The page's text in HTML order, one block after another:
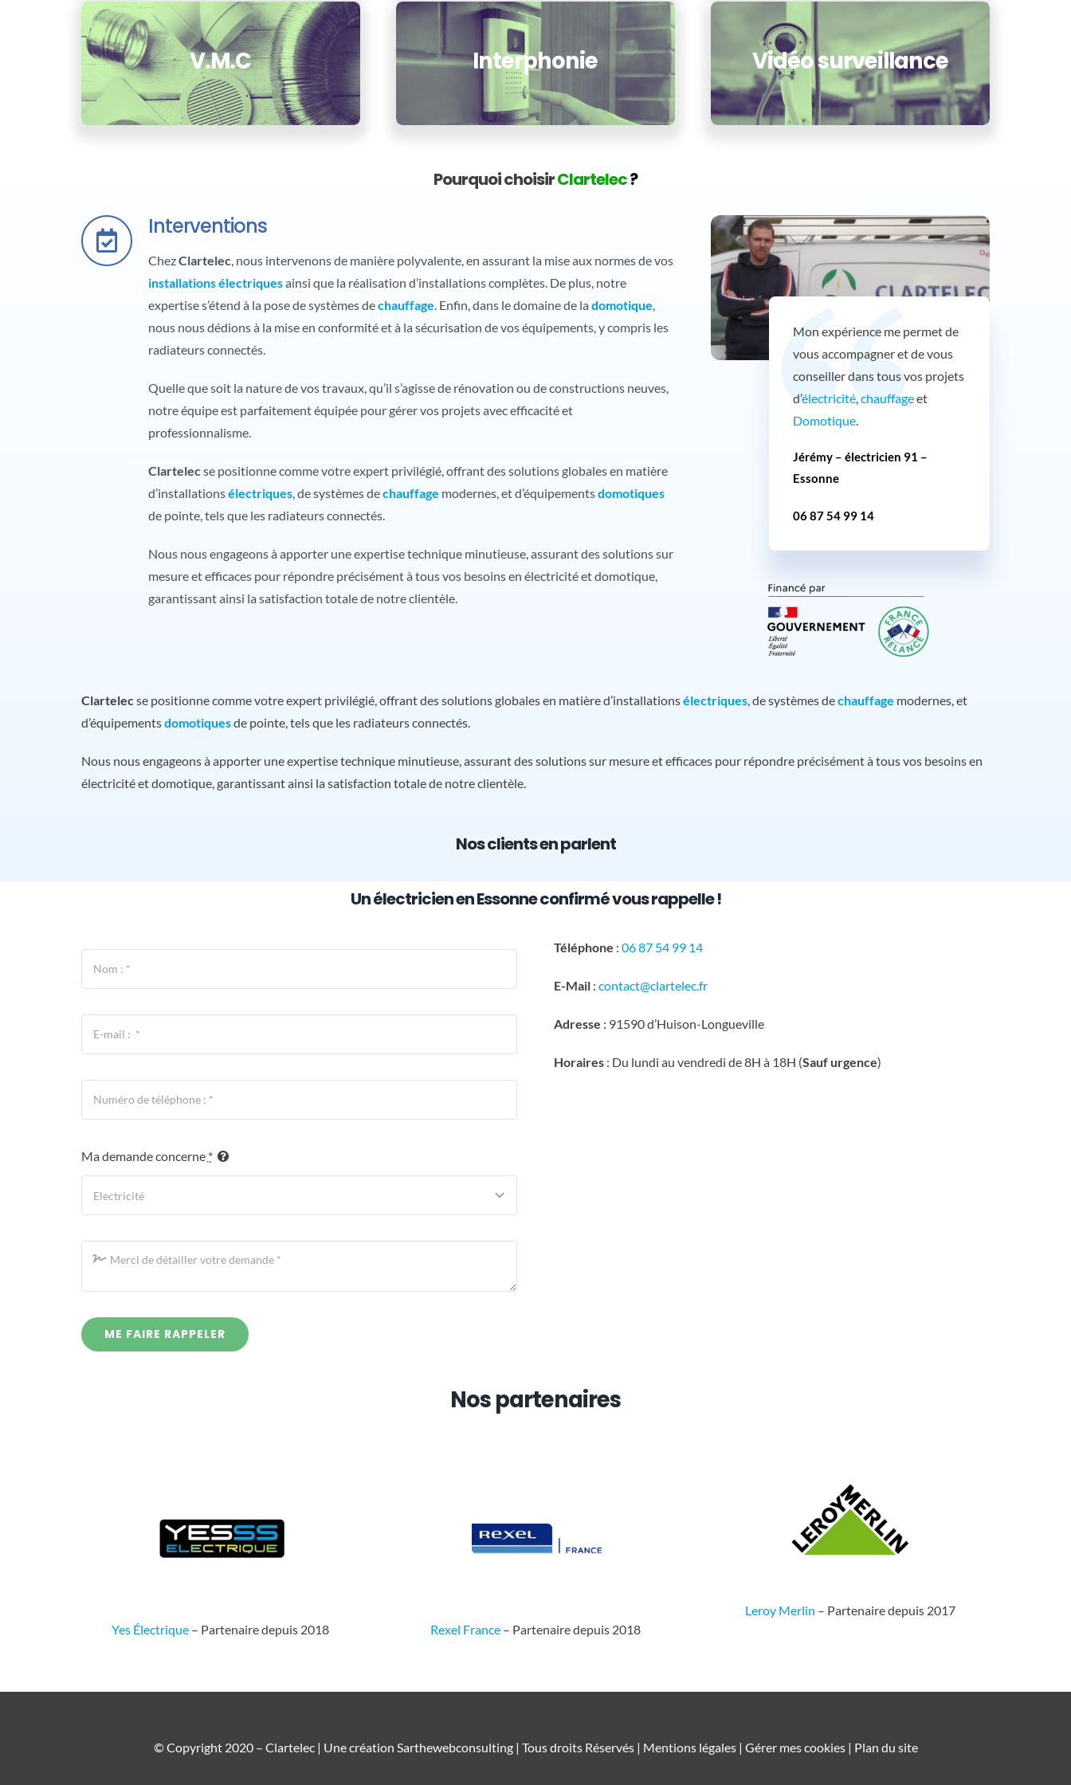
V.M.C Interphonie Vidéo surveillance
Pourquoi choisirClartelec?
Interventions
ChezClartelec , nous intervenons de manière polyvalente, en assurant la mise aux normes de vos
installations électriquesainsi que la réalisation d’installations complètes. De plus, notre
expertise s’étend à la pose de systèmes dechauffage . Enfin, dans le domaine de ladomotique
nous nous dédions à la mise en conformité et à la sécurisation de vos équipements, y compris les
radiateurs connectés.
Quelle que soit la nature de vos travaux, qu’il s’agisse de rénovation ou de constructions neuves,
notre équipe est parfaitement équipée pour gérer vos projets avec efficacité et
professionnalisme.
Clartelec se positionne comme votre expert privilégié, offrant des solutions globales en matière
d’installationsélectriques, de systèmes dechauffage modernes, et d’équipementsdomotiques
de pointe, tels que les radiateurs connectés.
Nous nous engageons à apporter une expertise technique minutieuse, assurant des solutions sur
mesure et efficaces pour répondre précisément à tous vos besoins en électricité et domotique,
garantissant ainsi la satisfaction totale de notre clientèle.
Mon expérience me permet de
vous accompagner et de vous
conseiller dans tous vos projets
d’électricité ,chauffageet
Domotique
Jérémy – électricien 91 –
Essonne
06 87 54 99 14
Clartelecse positionne comme votre expert privilégié, offrant des solutions globales en matière d’installationsélectriques, de systèmes dechauffage modernes, et
d’équipementsdomotiquesde pointe, tels que les radiateurs connectés.
Nous nous engageons à apporter une expertise technique minutieuse, assurant des solutions sur mesure et efficaces pour répondre précisément à tous vos besoins en
électricité et domotique, garantissant ainsi la satisfaction totale de notre clientèle.
Nos clients en parlent
Un électricien en Essonne confirmé vous rappelle !
Ma demande concerne *
ME FAIRE RAPPELER
Téléphone : 06 87 54 99 14
E-Mail : contact@clartelec.fr
Adresse : 91590 d’Huison-Longueville
Horaires : Du lundi au vendredi de 8H à 18H (Sauf urgence)
Nos partenaires
Yes Électrique – Partenaire depuis 2018 Rexel France– Partenaire depuis 2018
Leroy Merlin – Partenaire depuis 2017
© Copyright 2020 – Clartelec | Une création Sarthewebconsulting| Tous droits Réservés | Mentions légales | Gérer mes cookies | Plan du site